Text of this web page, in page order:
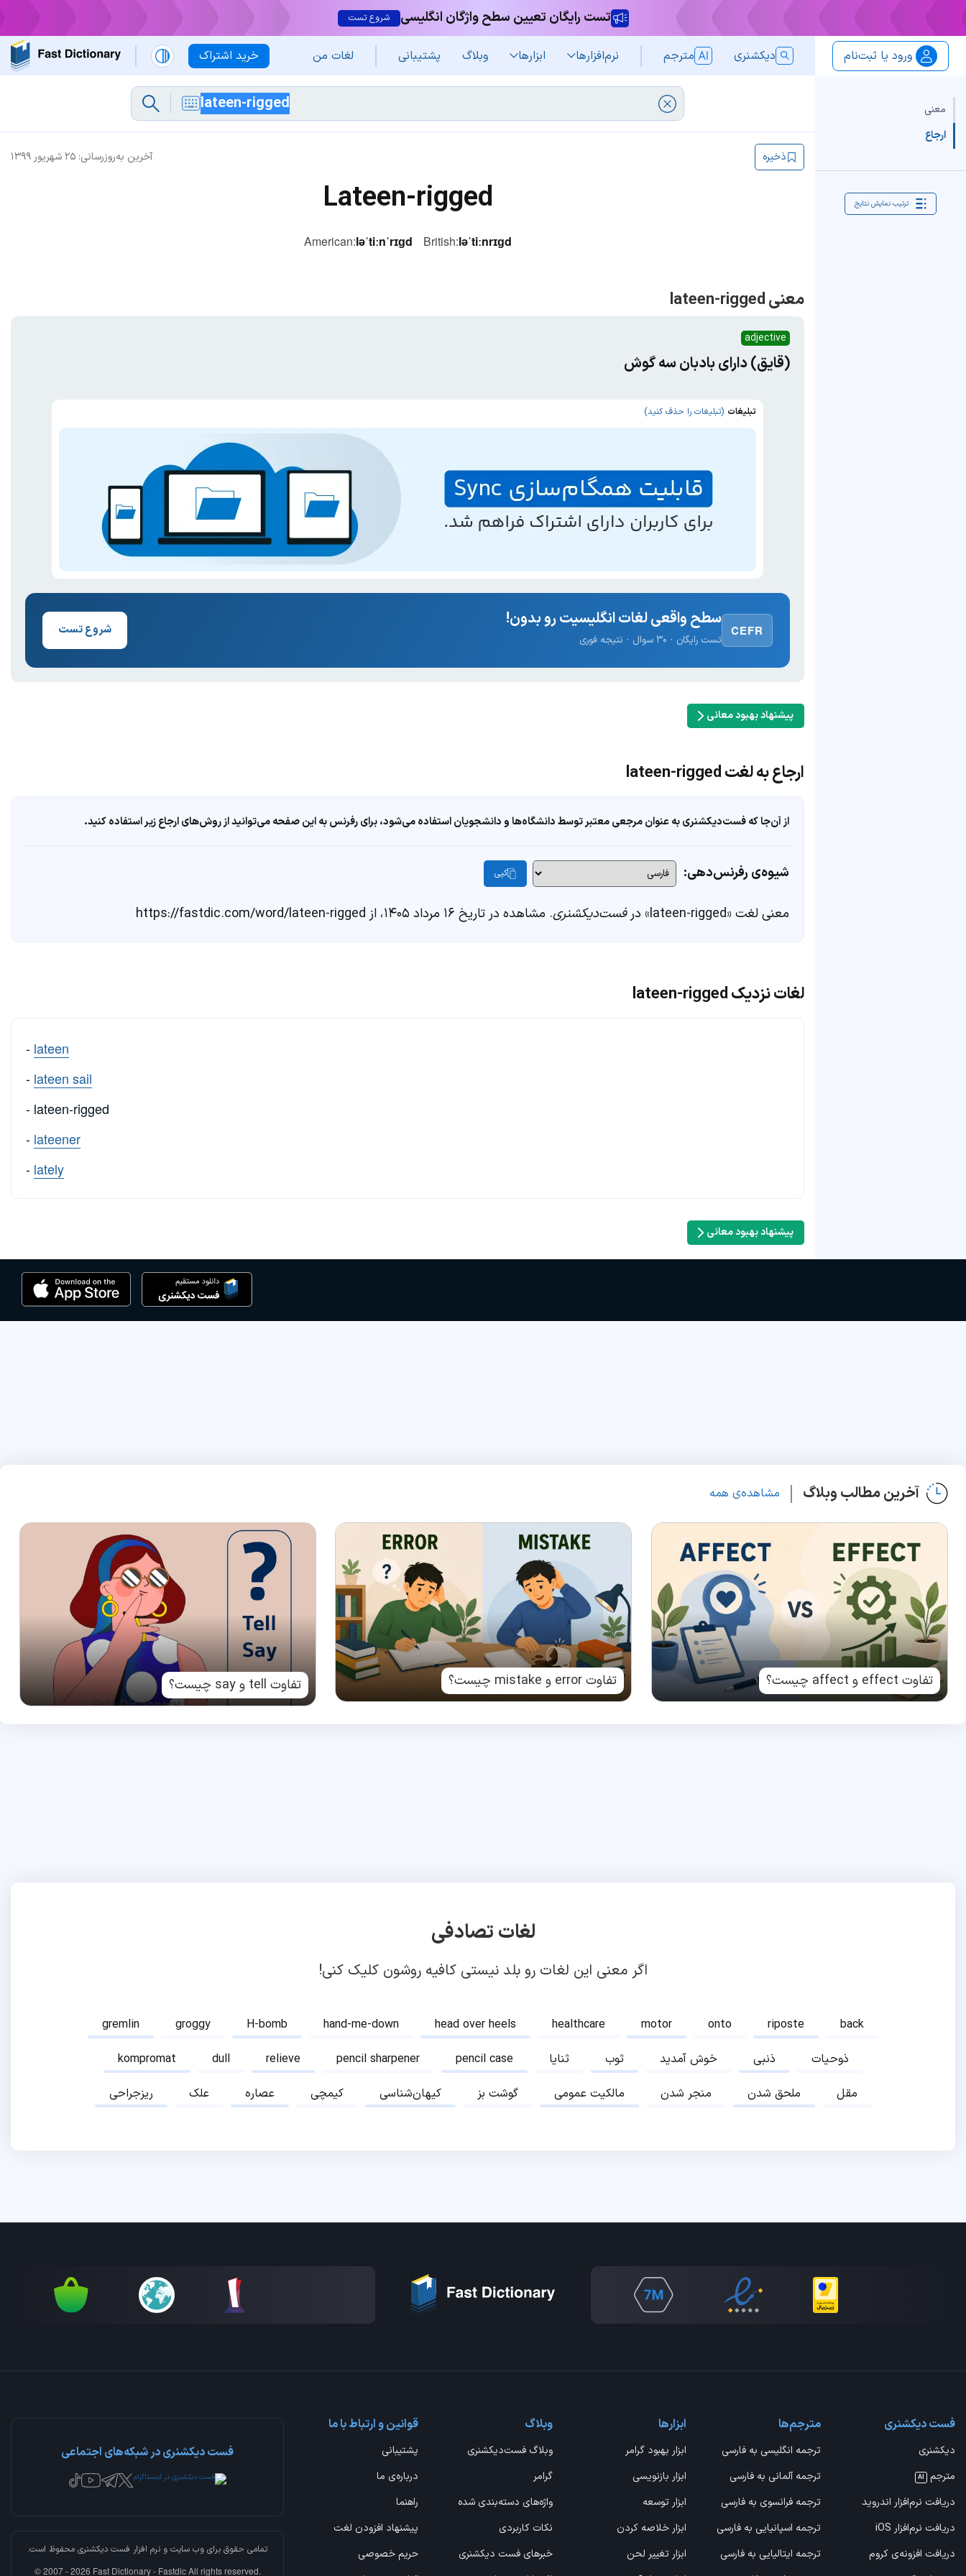
تست رایگان تعیین سطح واژگان انگلیسی شروع تست
خرید اشتراک ورود یا ثبت‌نام دیکشنری مترجم نرم‌افزار‌ها ابزارها وبلاگ پشتیبانی لغات من
معنی
ارجاع
ترتیب نمایش نتایج
آخرین به‌روزرسانی: ۲۵ شهریور ۱۳۹۹ ذخیره
Lateen-rigged
American:ləˈtiːnˈrɪɡd British:ləˈtiːnrɪɡd
معنی lateen-rigged
adjective
(قایق) دارای بادبان سه گوش
تبلیغات (تبلیغات را حذف کنید)
CEFR
سطح واقعی لغات انگلیسیت رو بدون!
تست رایگان · ۳۰ سوال · نتیجه فوری
شروع تست
پیشنهاد بهبود معانی
ارجاع به لغت lateen-rigged
از آن‌جا که فست‌دیکشنری به عنوان مرجعی معتبر توسط دانشگاه‌ها و دانشجویان استفاده می‌شود، برای رفرنس به این صفحه می‌توانید از روش‌های ارجاع زیر استفاده کنید.
شیوه‌ی رفرنس‌دهی: کپی
معنی لغت «lateen-rigged» در فست‌دیکشنری. مشاهده در تاریخ ۱۶ مرداد ۱۴۰۵، از https://fastdic.com/word/lateen-rigged
لغات نزدیک lateen-rigged
- lateen
- lateen sail
- lateen-rigged
- lateener
- lately
پیشنهاد بهبود معانی
آخرین مطالب وبلاگ مشاهده‌ی همه
تفاوت effect و affect چیست؟ تفاوت error و mistake چیست؟ تفاوت tell و say چیست؟
لغات تصادفی
اگر معنی این لغات رو بلد نیستی کافیه روشون کلیک کنی!
gremlin groggy H-bomb hand-me-down head over heels healthcare motor onto riposte
back
kompromat
dull relieve pencil sharpener pencil case ثنایا ثوب خوش آمدید ذنبی
ذوحیات
ریزجراحی
علک عصاره کیمچی کیهان‌شناسی گوشت بز مالکیت عمومی منجر شدن ملحق شدن مقل
فست دیکشنری
دیکشنری
مترجم
AI
دریافت نرم‌افزار اندروید
دریافت نرم‌افزار iOS
دریافت افزونه‌ی کروم
مترجم‌ها
ترجمه انگلیسی به فارسی
ترجمه آلمانی به فارسی
ترجمه فرانسوی به فارسی
ترجمه اسپانیایی به فارسی
ترجمه ایتالیایی به فارسی
ابزارها
ابزار بهبود گرامر
ابزار بازنویسی
ابزار توسعه
ابزار خلاصه کردن
ابزار تغییر لحن
وبلاگ
وبلاگ فست‌دیکشنری
گرامر
واژه‌های دسته‌بندی شده
نکات کاربردی
خبرهای فست دیکشنری
قوانین و ارتباط با ما
پشتیبانی
درباره‌ی ما
راهنما
پیشنهاد افزودن لغت
حریم خصوصی
فست دیکشنری در شبکه‌های اجتماعی
تمامی حقوق برای وب سایت و نرم افزار فست دیکشنریمحفوظ است.
© 2007 - 2026 Fast Dictionary - Fastdic All rights reserved.